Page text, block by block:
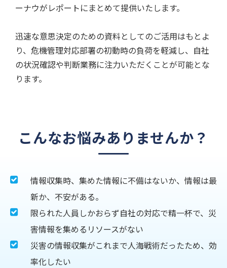
ーナウがレポートにまとめて提供いたします。
迅速な意思決定のための資料としてのご活用はもとよ
り、危機管理対応部署の初動時の負荷を軽減し、自社
の状況確認や判断業務に注力いただくことが可能とな
ります。
こんなお悩みありませんか？
情報収集時、集めた情報に不備はないか、情報は最
新か、不安がある。
限られた人員しかおらず自社の対応で精一杯で、災
害情報を集めるリソースがない
災害の情報収集がこれまで人海戦術だったため、効
率化したい